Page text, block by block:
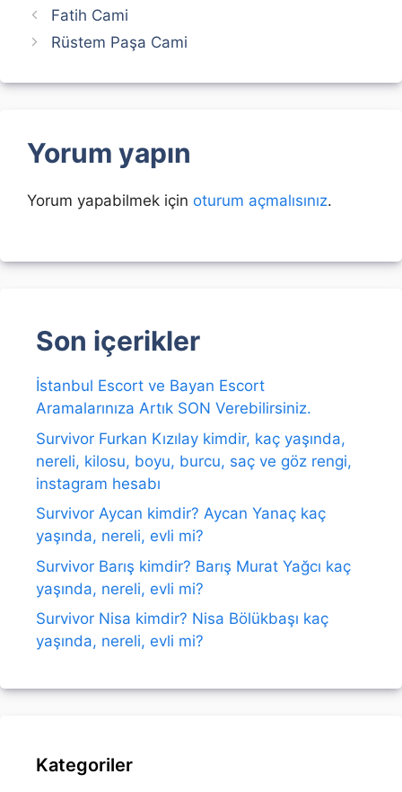
Fatih Cami
Rüstem Paşa Cami
Yorum yapın
Yorum yapabilmek için oturum açmalısınız.
Son içerikler
İstanbul Escort ve Bayan Escort
Aramalarınıza Artık SON Verebilirsiniz.
Survivor Furkan Kızılay kimdir, kaç yaşında,
nereli, kilosu, boyu, burcu, saç ve göz rengi,
instagram hesabı
Survivor Aycan kimdir? Aycan Yanaç kaç
yaşında, nereli, evli mi?
Survivor Barış kimdir? Barış Murat Yağcı kaç
yaşında, nereli, evli mi?
Survivor Nisa kimdir? Nisa Bölükbaşı kaç
yaşında, nereli, evli mi?
Kategoriler